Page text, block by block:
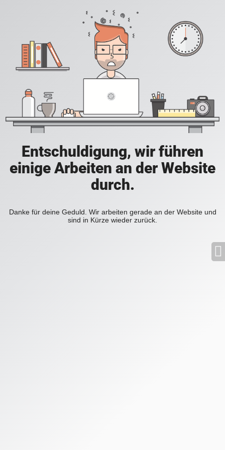
Entschuldigung, wir führen
einige Arbeiten an der Website
durch.
Danke für deine Geduld. Wir arbeiten gerade an der Website und
sind in Kürze wieder zurück.